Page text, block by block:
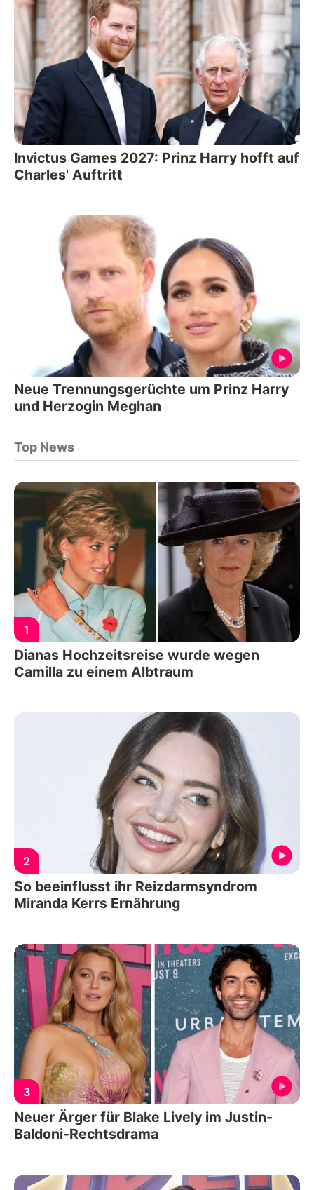
Invictus Games 2027: Prinz Harry hofft auf
Charles' Auftritt
Neue Trennungsgerüchte um Prinz Harry
und Herzogin Meghan
Top News
1
Dianas Hochzeitsreise wurde wegen
Camilla zu einem Albtraum
2
So beeinflusst ihr Reizdarmsyndrom
Miranda Kerrs Ernährung
3
Neuer Ärger für Blake Lively im Justin-
Baldoni-Rechtsdrama